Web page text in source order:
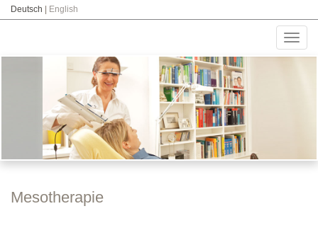
Deutsch English
Mesotherapie